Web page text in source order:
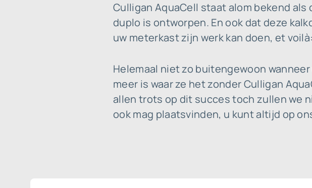
Culligan AquaCell staat alom bekend
duplo is ontworpen. En ook dat deze
uw meterkast zijn werk kan doen, et
Helemaal niet zo buitengewoon
meer is waar ze het zonder Culligan
allen trots op dit succes toch zullen we
ook mag plaatsvinden, u kunt altijd op